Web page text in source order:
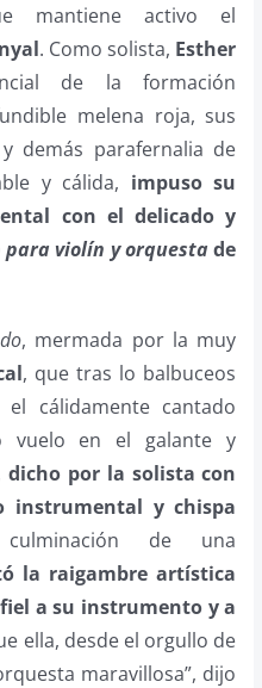
mantiene activo el
. Como solista, Esther
de la formación
melena roja, sus
demás parafernalia de
y cálida, impuso su
con el delicado y
violín y orquestade
, mermada por la muy
, que tras lo balbuceos
cálidamente cantado
vuelo en el galante y
dicho por la solista con
instrumental y chispa
de una
la raigambre artística
a su instrumento y a
ella, desde el orgullo de
maravillosa”, dijo